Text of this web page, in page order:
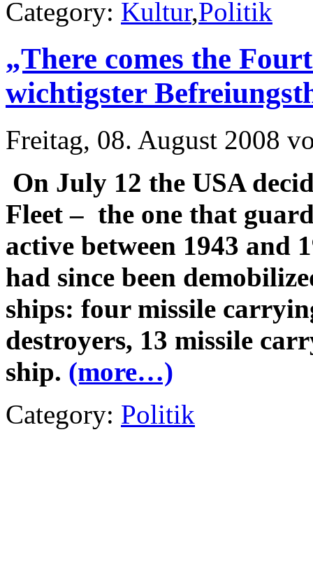
Category: Kultur,Politik
„There comes the
wichtigster
Freitag, 08. August 2008
On July 12 the USA
Fleet – the one that
active between 1943
had since been
ships: four missile
destroyers, 13 missile
ship. (more…)
Category: Politik